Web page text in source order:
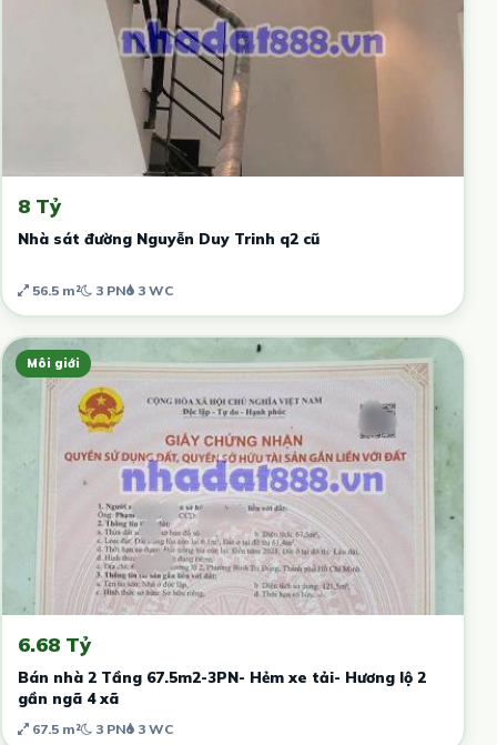
8 Tỷ
Nhà sát đường Nguyễn Duy Trinh q2 cũ
56.5 m² 3 PN 3 WC
Môi giới
6.68 Tỷ
Bán nhà 2 Tầng 67.5m2-3PN- Hẻm xe tải- Hương lộ 2
gần ngã 4 xã
67.5 m² 3 PN 3 WC